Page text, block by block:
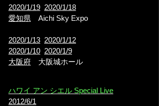
2020/1/19 2020/1/18
愛知県 Aichi Sky Expo
2020/1/13 2020/1/12
2020/1/10 2020/1/9
大阪府 大阪城ホール
ハワイ アン シエル Special Live
2012/6/1